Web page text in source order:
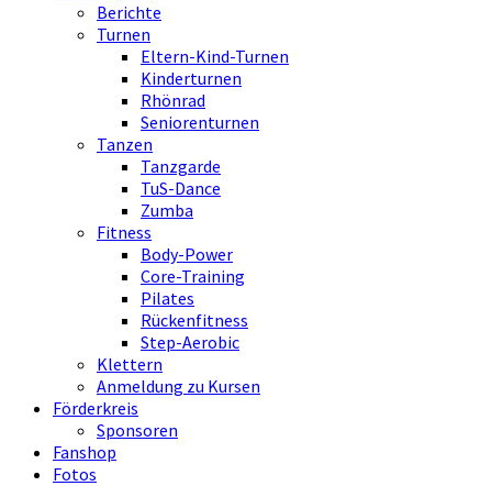
Berichte
Turnen
Eltern-Kind-Turnen
Kinderturnen
Rhönrad
Seniorenturnen
Tanzen
Tanzgarde
TuS-Dance
Zumba
Fitness
Body-Power
Core-Training
Pilates
Rückenfitness
Step-Aerobic
Klettern
Anmeldung zu Kursen
Förderkreis
Sponsoren
Fanshop
Fotos